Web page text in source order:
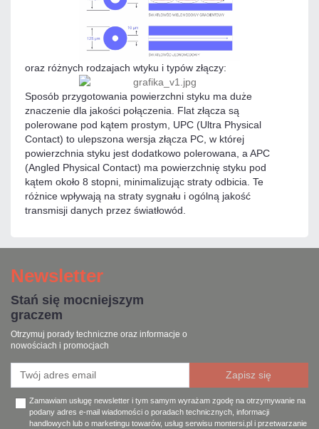
oraz różnych rodzajach wtyku i typów złączy:
Sposób przygotowania powierzchni styku ma duże
znaczenie dla jakości połączenia. Flat złącza są
polerowane pod kątem prostym, UPC (Ultra Physical
Contact) to ulepszona wersja złącza PC, w której
powierzchnia styku jest dodatkowo polerowana, a APC
(Angled Physical Contact) ma powierzchnię styku pod
kątem około 8 stopni, minimalizując straty odbicia. Te
różnice wpływają na straty sygnału i ogólną jakość
transmisji danych przez światłowód.
Newsletter
Stań się mocniejszym
graczem
Otrzymuj porady techniczne oraz informacje o
nowościach i promocjach
Zamawiam usługę newsletter i tym samym wyrażam zgodę na otrzymywanie na
podany adres e-mail wiadomości o poradach technicznych, informacji
handlowych lub o marketingu towarów, usług serwisu montersi.pl i przetwarzanie